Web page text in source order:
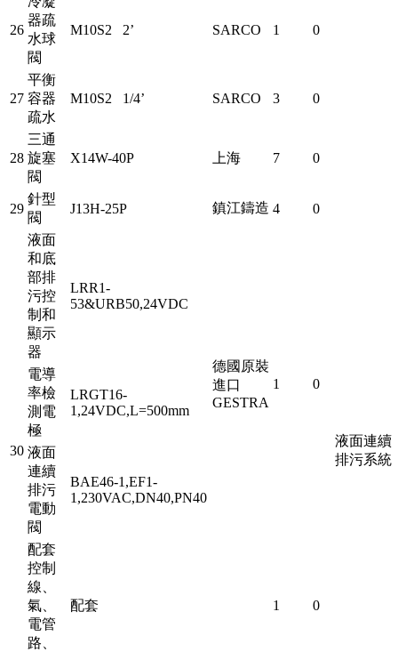
26
器疏
水球
閥
M10S2 2’ SARCO 1 0
27
平衡
容器
疏水
M10S2 1/4’ SARCO 3 0
28
三通
旋塞
閥
X14W-40P 上海 7 0
29
針型
閥
J13H-25P 鎮江鑄造 4 0
30
液面
和底
部排
污控
制和
顯示
器
LRR1-
53&URB50,24VDC
德國原裝
進口
GESTRA
1 0
液面連續
排污系統
電導
率檢
測電
極
LRGT16-
1,24VDC,L=500mm
液面
連續
排污
電動
閥
BAE46-1,EF1-
1,230VAC,DN40,PN40
配套
控制
線、
氣、
電管
路、
配套 1 0